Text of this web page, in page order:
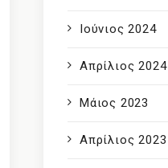
Ιούνιος 2024
Απρίλιος 2024
Μάιος 2023
Απρίλιος 2023